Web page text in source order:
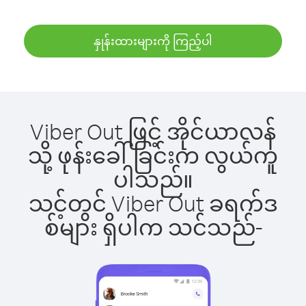
နှုန်းထားများကို ကြည့်ပါ
Viber Out ဖြင့် အိုင်ယာလန်
သို့ ဖုန်းခေါ်ခြင်းက လွယ်ကူ
ပါသည်။
သင့်တွင် Viber Out ခရက်ဒ
စ်များ ရှိပါက သင်သည်-